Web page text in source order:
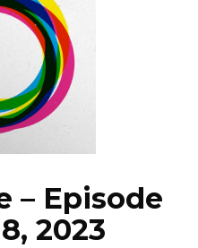
BY:
– Episode
2023